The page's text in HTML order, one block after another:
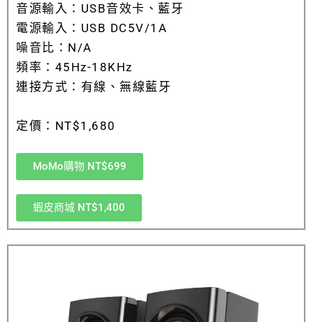
音源輸入：USB音效卡、藍牙
電源輸入：USB DC5V/1A
噪音比：N/A
頻率：45Hz-18KHz
連接方式：有線、無線藍牙
定價：NT$1,680
MoMo購物 NT$699
蝦皮商城 NT$1,400